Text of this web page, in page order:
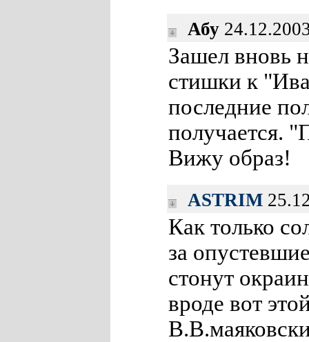
Абу
Зашел вновь
стишки к
последние
получается.
Вижу образ!
ASTRIM
Как только
за
стонут
вроде вот